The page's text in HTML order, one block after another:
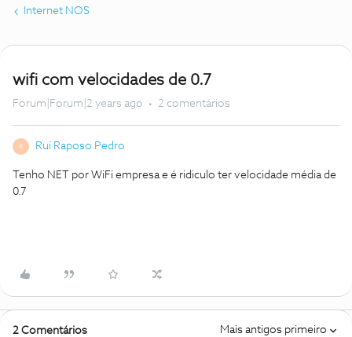
Internet NOS
wifi com velocidades de 0.7
Forum|Forum|2 years ago 2 comentários
R Rui Raposo Pedro
Tenho NET por WiFi empresa e é ridiculo ter velocidade média de
0.7
2 Comentários Mais antigos primeiro